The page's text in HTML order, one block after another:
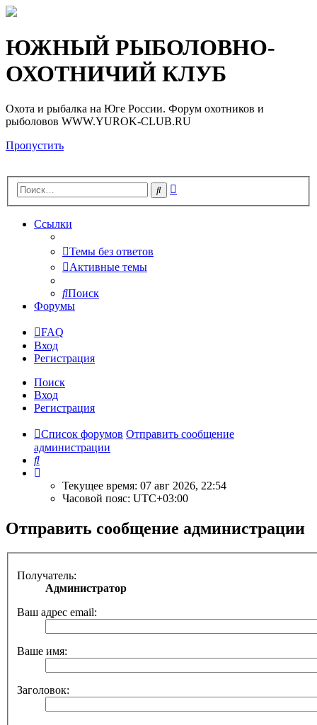
Регистрация
ЮЖНЫЙ РЫБОЛОВНО-
ОХОТНИЧИЙ КЛУБ
Охота и рыбалка на Юге России. Форум охотников и
рыболовов WWW.YUROK-CLUB.RU
Пропустить
Поиск
Ссылки
Темы без ответов
Активные темы
Поиск
Форумы
FAQ
Вход
Регистрация
Поиск
Вход
Регистрация
Список форумов Отправить сообщение
администрации
Поиск
Текущее время: 07 авг 2026, 22:54
Часовой пояс: UTC+03:00
Отправить сообщение администрации
Получатель:
Администратор
Ваш адрес email:
Ваше имя:
Заголовок: